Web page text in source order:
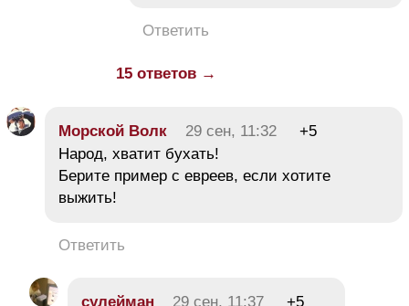
Ответить
15 ответов →
Морской Волк 29 сен, 11:32
+5
Народ, хватит бухать!
Берите пример с евреев, если хотите
выжить!
Ответить
сулейман 29 сен, 11:37
+5